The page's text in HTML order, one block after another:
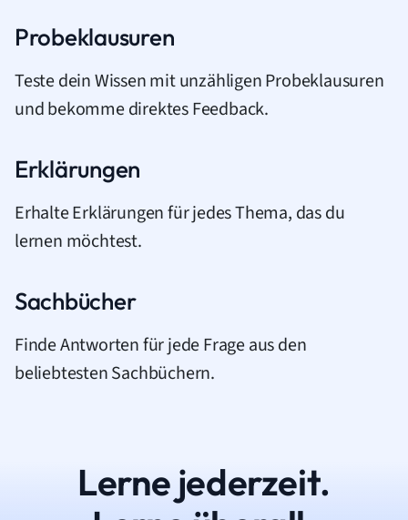
Probeklausuren
Teste dein Wissen mit unzähligen Probeklausuren
und bekomme direktes Feedback.
Erklärungen
Erhalte Erklärungen für jedes Thema, das du
lernen möchtest.
Sachbücher
Finde Antworten für jede Frage aus den
beliebtesten Sachbüchern.
Lerne jederzeit.